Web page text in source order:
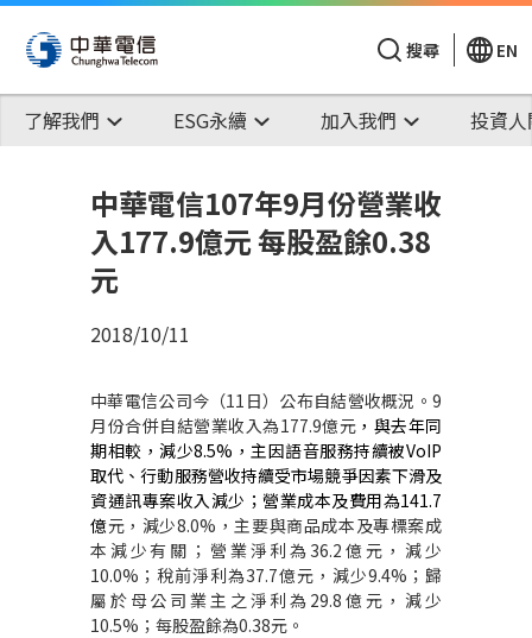
搜尋 EN
了解我們 ESG永續 加入我們 投資
中華電信107年9月份營業收
入177.9億元 每股盈餘0.38
元
2018/10/11
中華電信公司今（11 日）公布自結營收概況。9
月份合併自結營業收入為177.9億元 ，與去年同
期相較，減少8.5% ，主因語音服務持續被VoIP
取代、行動服務營收持續受市場競爭因素下滑及
資通訊專案收入減少；營業成本及費用為141.7
億元，減少8.0% ，主要與商品成本及專標案成
本減少有關；營業淨利為 36.2 億元，減少
10.0% ；稅前淨利為37.7億元，減少9.4% ；歸
屬於母公司業主之淨利為 29.8 億元，減少
10.5% ；每股盈餘為0.38元。